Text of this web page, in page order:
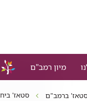
מיון רמב"ם
ברמב"ם סטאז'